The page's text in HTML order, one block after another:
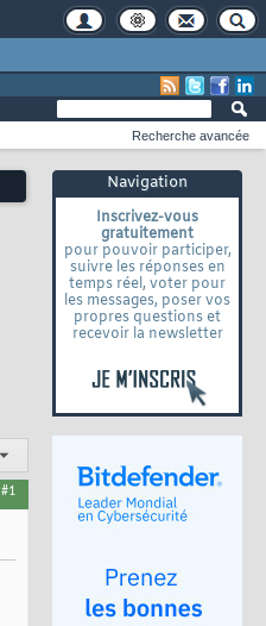
Navigation
Inscrivez-vous
gratuitement
pour pouvoir participer,
suivre les réponses en
temps réel, voter pour
les messages, poser vos
propres questions et
recevoir la newsletter
Recherche avancée
#1